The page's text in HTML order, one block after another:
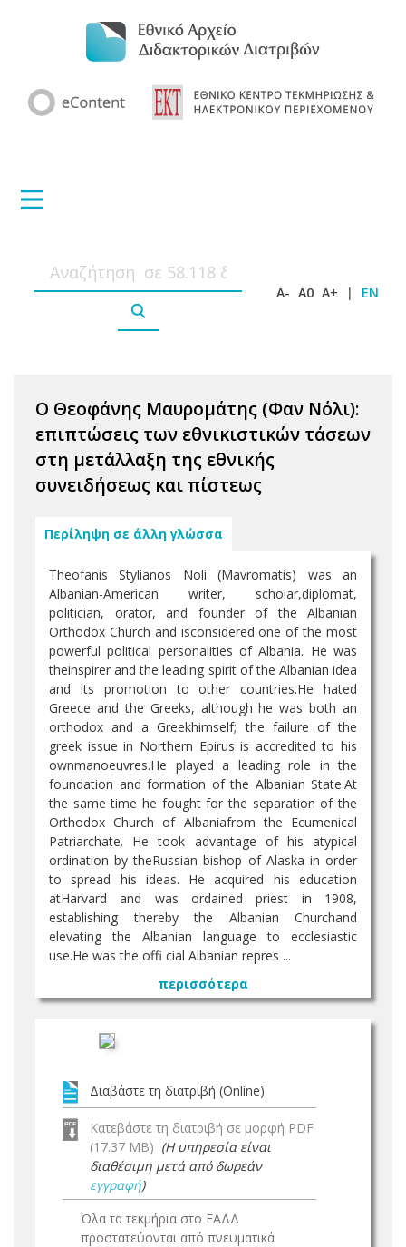
A- A0 A+ | EN
Ο Θεοφάνης Μαυρομάτης (Φαν Νόλι):
επιπτώσεις των εθνικιστικών τάσεων
στη μετάλλαξη της εθνικής
συνειδήσεως και πίστεως
Περίληψη σε άλλη γλώσσα
Theofanis Stylianos Noli (Mavromatis) was an
Albanian-American writer, scholar,diplomat,
politician, orator, and founder of the Albanian
Orthodox Church and isconsidered one of the most
powerful political personalities of Albania. He was
theinspirer and the leading spirit of the Albanian idea
and its promotion to other countries.He hated
Greece and the Greeks, although he was both an
orthodox and a Greekhimself; the failure of the
greek issue in Northern Epirus is accredited to his
ownmanoeuvres.He played a leading role in the
foundation and formation of the Albanian State.At
the same time he fought for the separation of the
Orthodox Church of Albaniafrom the Ecumenical
Patriarchate. He took advantage of his atypical
ordination by theRussian bishop of Alaska in order
to spread his ideas. He acquired his education
atHarvard and was ordained priest in 1908,
establishing thereby the Albanian Churchand
elevating the Albanian language to ecclesiastic
use.He was the offi cial Albanian repres ...
περισσότερα
Διαβάστε τη διατριβή (Online)
Κατεβάστε τη διατριβή σε μορφή PDF
(17.37 MB) (Η υπηρεσία είναι
διαθέσιμη μετά από δωρεάν
εγγραφή)
Όλα τα τεκμήρια στο ΕΑΔΔ
προστατεύονται από πνευματικά